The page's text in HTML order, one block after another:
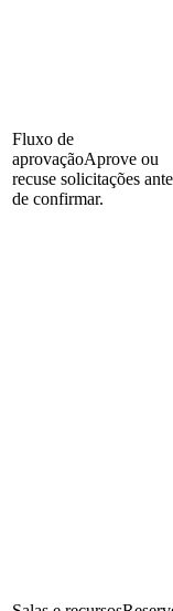
Fluxo de
aprovaçãoAprove ou
recuse solicitações
de confirmar.